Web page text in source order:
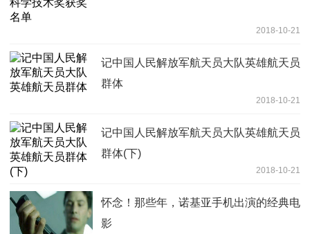
2018-10-21
记中国人民解放军航天员大队英雄航天员
群体
2018-10-21
记中国人民解放军航天员大队英雄航天员
群体(下)
2018-10-21
怀念！那些年，诺基亚手机出演的经典电
影